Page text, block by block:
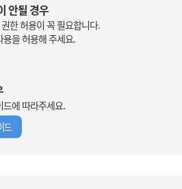
안될 경우
한 허용이 꼭 필요합니다.
을 허용해 주세요.
드에 따라주세요.
드